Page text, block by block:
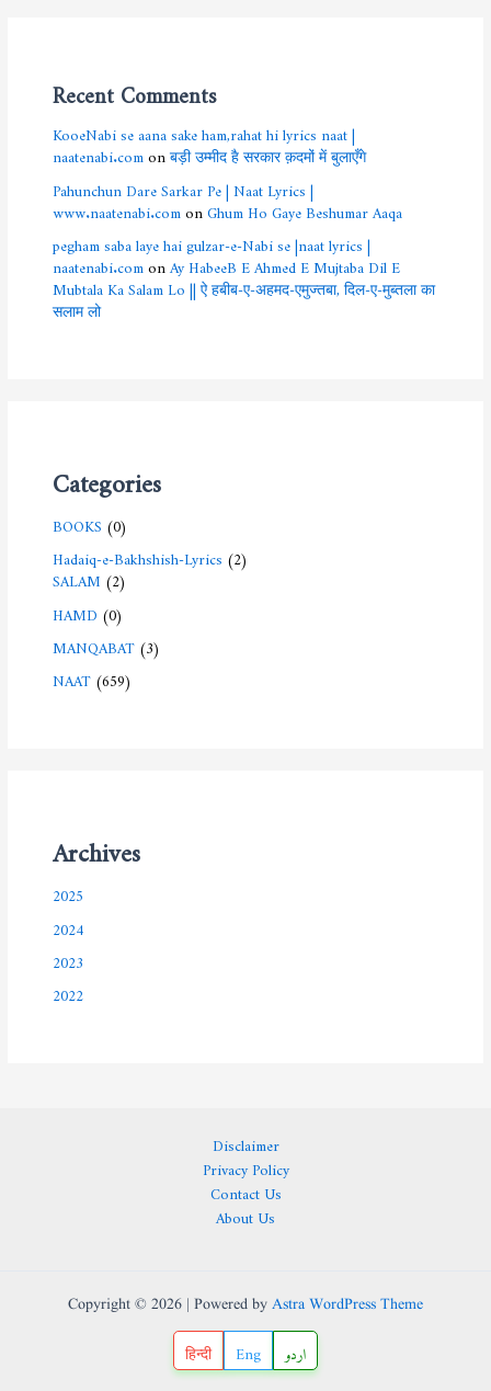
हिन्दी Eng اردو
Recent Comments
KooeNabi se aana sake ham,rahat hi lyrics naat |
naatenabi.comonबड़ी उम्मीद है सरकार क़दमों में बुलाएँगे
Pahunchun Dare Sarkar Pe | Naat Lyrics |
www.naatenabi.comonGhum Ho Gaye Beshumar Aaqa
pegham saba laye hai gulzar-e-Nabi se |naat lyrics |
naatenabi.comonAy HabeeB E Ahmed E Mujtaba Dil E
Mubtala Ka Salam Lo || ऐ हबीब-ए-अहमद-एमुज्तबा, दिल-ए-मुब्तला का
सलाम लो
Categories
BOOKS(0)
Hadaiq-e-Bakhshish-Lyrics(2)
SALAM(2)
HAMD(0)
MANQABAT(3)
NAAT(659)
Archives
2025
2024
2023
2022
Disclaimer
Privacy Policy
Contact Us
About Us
Copyright © 2026 | Powered by Astra WordPress Theme